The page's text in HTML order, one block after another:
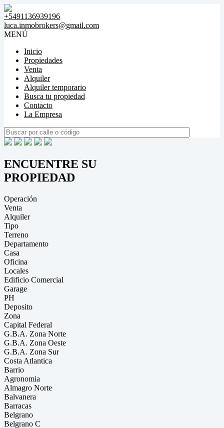
+5491136939196
luca.inmobrokers@gmail.com
MENÚ
Inicio
Propiedades
Venta
Alquiler
Alquiler temporario
Busca tu propiedad
Contacto
La Empresa
ENCUENTRE SU
PROPIEDAD
Operación
Venta
Alquiler
Tipo
Terreno
Departamento
Casa
Oficina
Locales
Edificio Comercial
Garage
PH
Deposito
Zona
Capital Federal
G.B.A. Zona Norte
G.B.A. Zona Oeste
G.B.A. Zona Sur
Costa Atlantica
Barrio
Agronomia
Almagro Norte
Balvanera
Barracas
Belgrano
Belgrano C